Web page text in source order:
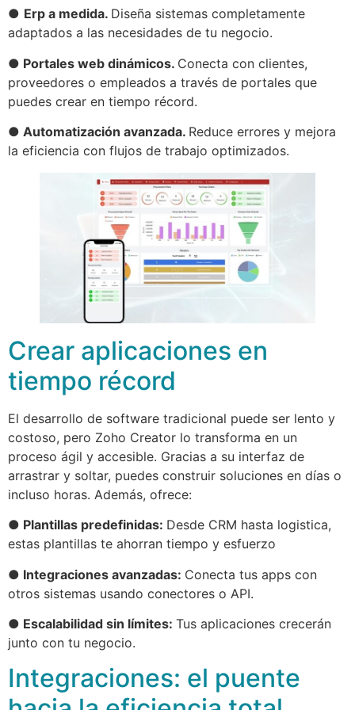
● Erp a medida. Diseña sistemas completamente
adaptados a las necesidades de tu negocio.
● Portales web dinámicos. Conecta con clientes,
proveedores o empleados a través de portales que
puedes crear en tiempo récord.
● Automatización avanzada. Reduce errores y mejora
la eficiencia con flujos de trabajo optimizados.
Crear aplicaciones en
tiempo récord
El desarrollo de software tradicional puede ser lento y
costoso, pero Zoho Creator lo transforma en un
proceso ágil y accesible. Gracias a su interfaz de
arrastrar y soltar, puedes construir soluciones en días o
incluso horas. Además, ofrece:
● Plantillas predefinidas: Desde CRM hasta logistica,
estas plantillas te ahorran tiempo y esfuerzo
● Integraciones avanzadas: Conecta tus apps con
otros sistemas usando conectores o API.
● Escalabilidad sin límites: Tus aplicaciones crecerán
junto con tu negocio.
Integraciones: el puente